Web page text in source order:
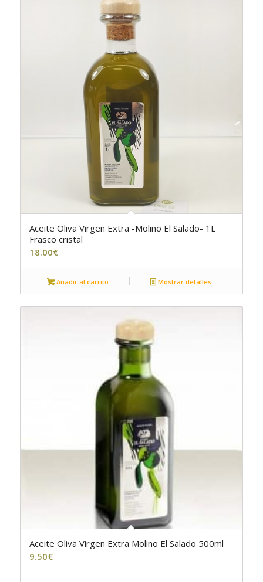
Aceite Oliva Virgen Extra -Molino El Salado- 1L
Frasco cristal
18.00€
Añadir al carrito Mostrar detalles
4.00
Aceite Oliva Virgen Extra Molino El Salado 500ml
9.50€